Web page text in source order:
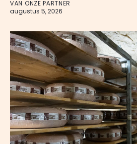
VAN ONZE PARTNER
augustus 5, 2026